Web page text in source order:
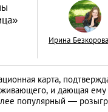
Ирина
карта,
и дающая ему
популярный —
открыть